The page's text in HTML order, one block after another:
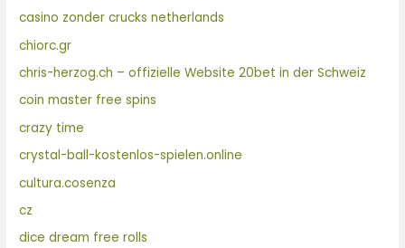
casino zonder crucks netherlands
chiorc.gr
chris-herzog.ch – offizielle Website 20bet in der Schweiz
coin master free spins
crazy time
crystal-ball-kostenlos-spielen.online
cultura.cosenza
cz
dice dream free rolls